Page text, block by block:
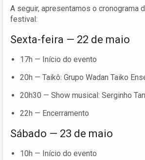
A seguir, apresentamos o cronograma
festival:
Sexta-feira — 22 de maio
17h — Início do evento
20h — Taikô: Grupo Wadan Taiko
20h30 — Show musical: Serginho
22h — Encerramento
Sábado — 23 de maio
10h — Início do evento